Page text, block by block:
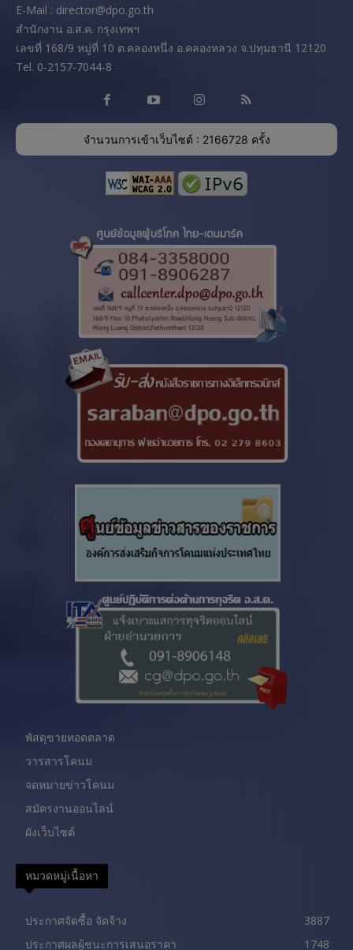
E-Mail : director@dpo.go.th
สํานักงาน อ.ส.ค. กรุงเทพฯ
เลขที่ 168/9 หมู่ที่ 10 ต.คลองหนึ่ง อ.คลองหลวง จ.ปทุมธานี 12120
Tel. 0-2157-7044-8
จำนวนการเข้าเว็บไซต์ : 2166728 ครั้ง
พัสดุขายทอดตลาด
วารสารโคนม
จดหมายข่าวโคนม
สมัครงานออนไลน์
ผังเว็บไซต์
หมวดหมู่เนื้อหา
ประกาศจัดซื้อ จัดจ้าง
3887
ประกาศผลผู้ชนะการเสนอราคา
1748